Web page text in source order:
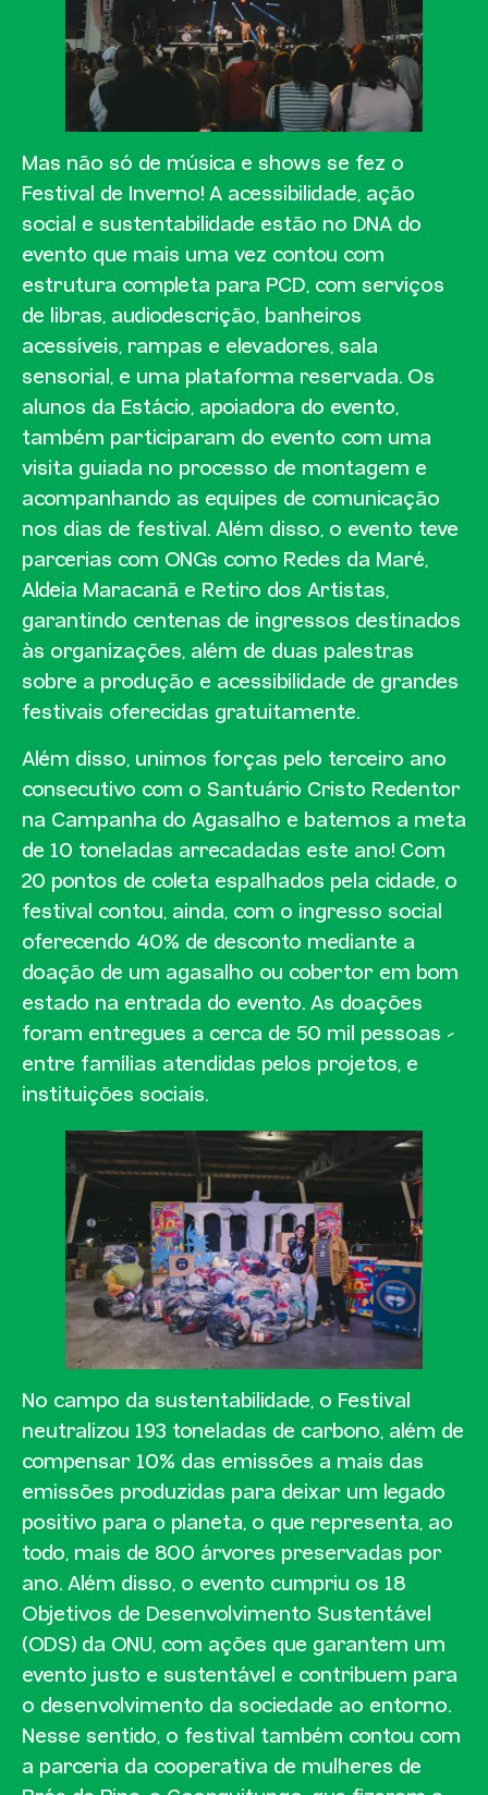
Mas não só de música e shows se fez o
Festival de Inverno! A acessibilidade, ação
social e sustentabilidade estão no DNA do
evento que mais uma vez contou com
estrutura completa para PCD, com serviços
de libras, audiodescrição, banheiros
acessíveis, rampas e elevadores, sala
sensorial, e uma plataforma reservada. Os
alunos da Estácio, apoiadora do evento,
também participaram do evento com uma
visita guiada no processo de montagem e
acompanhando as equipes de comunicação
nos dias de festival. Além disso, o evento teve
parcerias com ONGs como Redes da Maré,
Aldeia Maracanã e Retiro dos Artistas,
garantindo centenas de ingressos destinados
às organizações, além de duas palestras
sobre a produção e acessibilidade de grandes
festivais oferecidas gratuitamente.
Além disso, unimos forças pelo terceiro ano
consecutivo com o Santuário Cristo Redentor
na Campanha do Agasalho e batemos a meta
de 10 toneladas arrecadadas este ano! Com
20 pontos de coleta espalhados pela cidade, o
festival contou, ainda, com o ingresso social
oferecendo 40% de desconto mediante a
doação de um agasalho ou cobertor em bom
estado na entrada do evento. As doações
foram entregues a cerca de 50 mil pessoas –
entre famílias atendidas pelos projetos, e
instituições sociais.
No campo da sustentabilidade, o Festival
neutralizou 193 toneladas de carbono, além de
compensar 10% das emissões a mais das
emissões produzidas para deixar um legado
positivo para o planeta, o que representa, ao
todo, mais de 800 árvores preservadas por
ano. Além disso, o evento cumpriu os 18
Objetivos de Desenvolvimento Sustentável
(ODS) da ONU, com ações que garantem um
evento justo e sustentável e contribuem para
o desenvolvimento da sociedade ao entorno.
Nesse sentido, o festival também contou com
a parceria da cooperativa de mulheres de